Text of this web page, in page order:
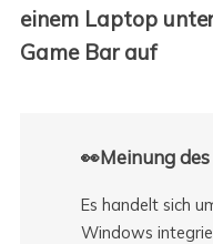
einem Laptop
Game Bar auf
👀Meinung
Es handelt sich
Windows